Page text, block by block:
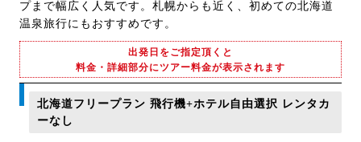
プまで幅広く人気です。札幌からも近く、初めての北海道
温泉旅行にもおすすめです。
出発日をご指定頂くと
料金・詳細部分にツアー料金が表示されます
北海道フリープラン 飛行機+ホテル自由選択 レンタカ
ーなし